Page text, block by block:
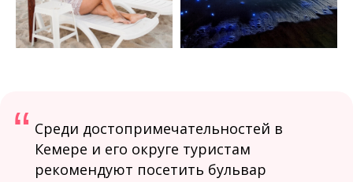
“ Среди достопримечательностей в
Кемере и его округе туристам
рекомендуют посетить бульвар